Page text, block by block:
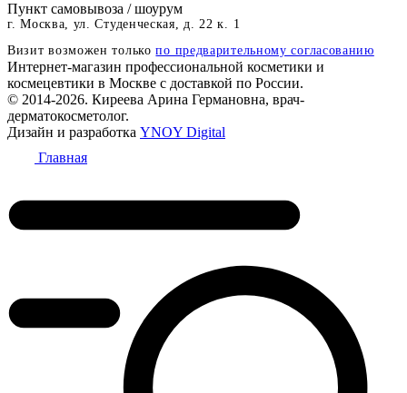
Пункт самовывоза / шоурум
г. Москва, ул. Студенческая, д. 22 к. 1
Визит возможен толькопо предварительному согласованию
Интернет-магазин профессиональной косметики и
космецевтики в Москве с доставкой по России.
© 2014-2026. Киреева Арина Германовна, врач-
дерматокосметолог.
Дизайн и разработка YNOY Digital
Главная